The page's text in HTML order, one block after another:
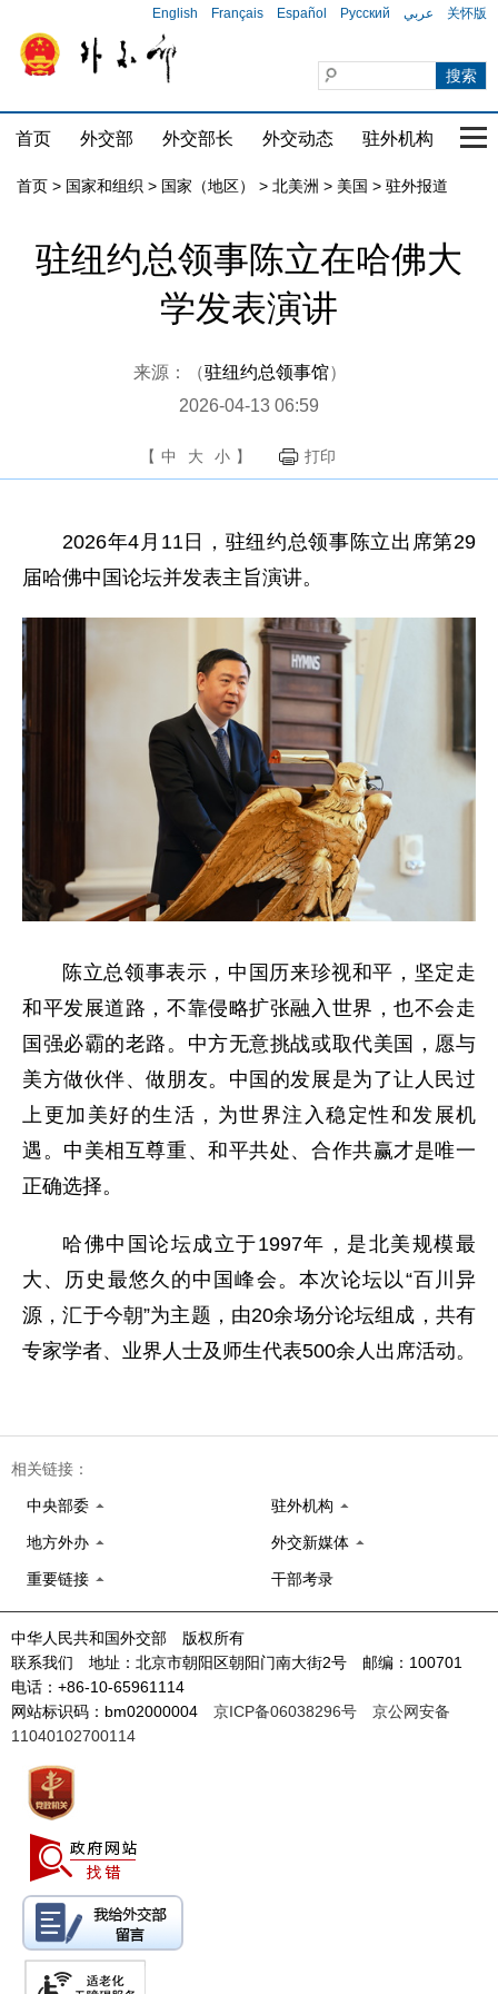
English Français Español Русский عربي 关怀版
首页 外交部 外交部长 外交动态 驻外机构 国
首页 > 国家和组织 > 国家（地区） > 北美洲 > 美国 > 驻外报道
驻纽约总领事陈立在哈佛大
学发表演讲
来源：（驻纽约总领事馆）
2026-04-13 06:59
【 中 大 小 】 打印
2026年4月11日，驻纽约总领事陈立出席第29
届哈佛中国论坛并发表主旨演讲。
陈立总领事表示，中国历来珍视和平，坚定走
和平发展道路，不靠侵略扩张融入世界，也不会走
国强必霸的老路。中方无意挑战或取代美国，愿与
美方做伙伴、做朋友。中国的发展是为了让人民过
上更加美好的生活，为世界注入稳定性和发展机
遇。中美相互尊重、和平共处、合作共赢才是唯一
正确选择。
哈佛中国论坛成立于1997年，是北美规模最
大、历史最悠久的中国峰会。本次论坛以“百川异
源，汇于今朝”为主题，由20余场分论坛组成，共有
专家学者、业界人士及师生代表500余人出席活动。
相关链接：
中央部委 驻外机构
地方外办 外交新媒体
重要链接 干部考录
中华人民共和国外交部 版权所有
联系我们 地址：北京市朝阳区朝阳门南大街2号 邮编：100701
电话：+86-10-65961114
网站标识码：bm02000004 京ICP备06038296号
京公网安备
11040102700114